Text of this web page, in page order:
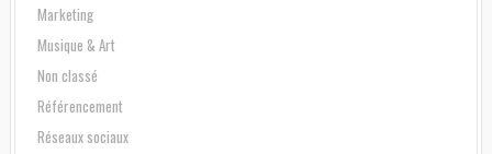
Marketing
Musique & Art
Non classé
Référencement
Réseaux sociaux